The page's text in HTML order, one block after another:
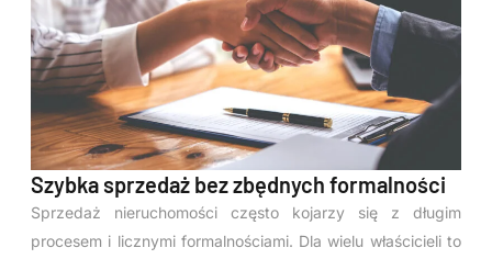
Szybka sprzedaż bez zbędnych formalności
Sprzedaż nieruchomości często kojarzy się z długim
procesem i licznymi formalnościami. Dla wielu właścicieli to